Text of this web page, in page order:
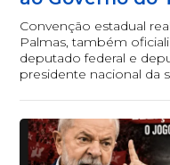
Convenção estadual
Palmas, também
deputado federal e
presidente nacional da